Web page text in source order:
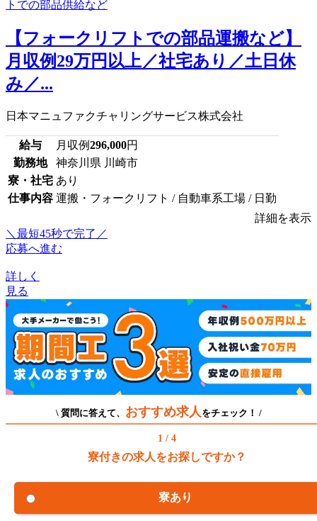
【フォークリフトでの部品運搬など】
月収例29万円以上／社宅あり／土日休
み／...
日本マニュファクチャリングサービス株式会社
給与 月収例296,000円
勤務地
神奈川県 川崎市
寮・社宅 あり
仕事内容 運搬・フォークリフト / 自動車系工場 / 日勤
詳細を表示
＼最短45秒で完了／
応募へ進む
詳しく
見る
\ 質問に答えて、 おすすめ求人 をチェック！ /
1 / 4
寮付きの求人をお探しですか？
寮あり